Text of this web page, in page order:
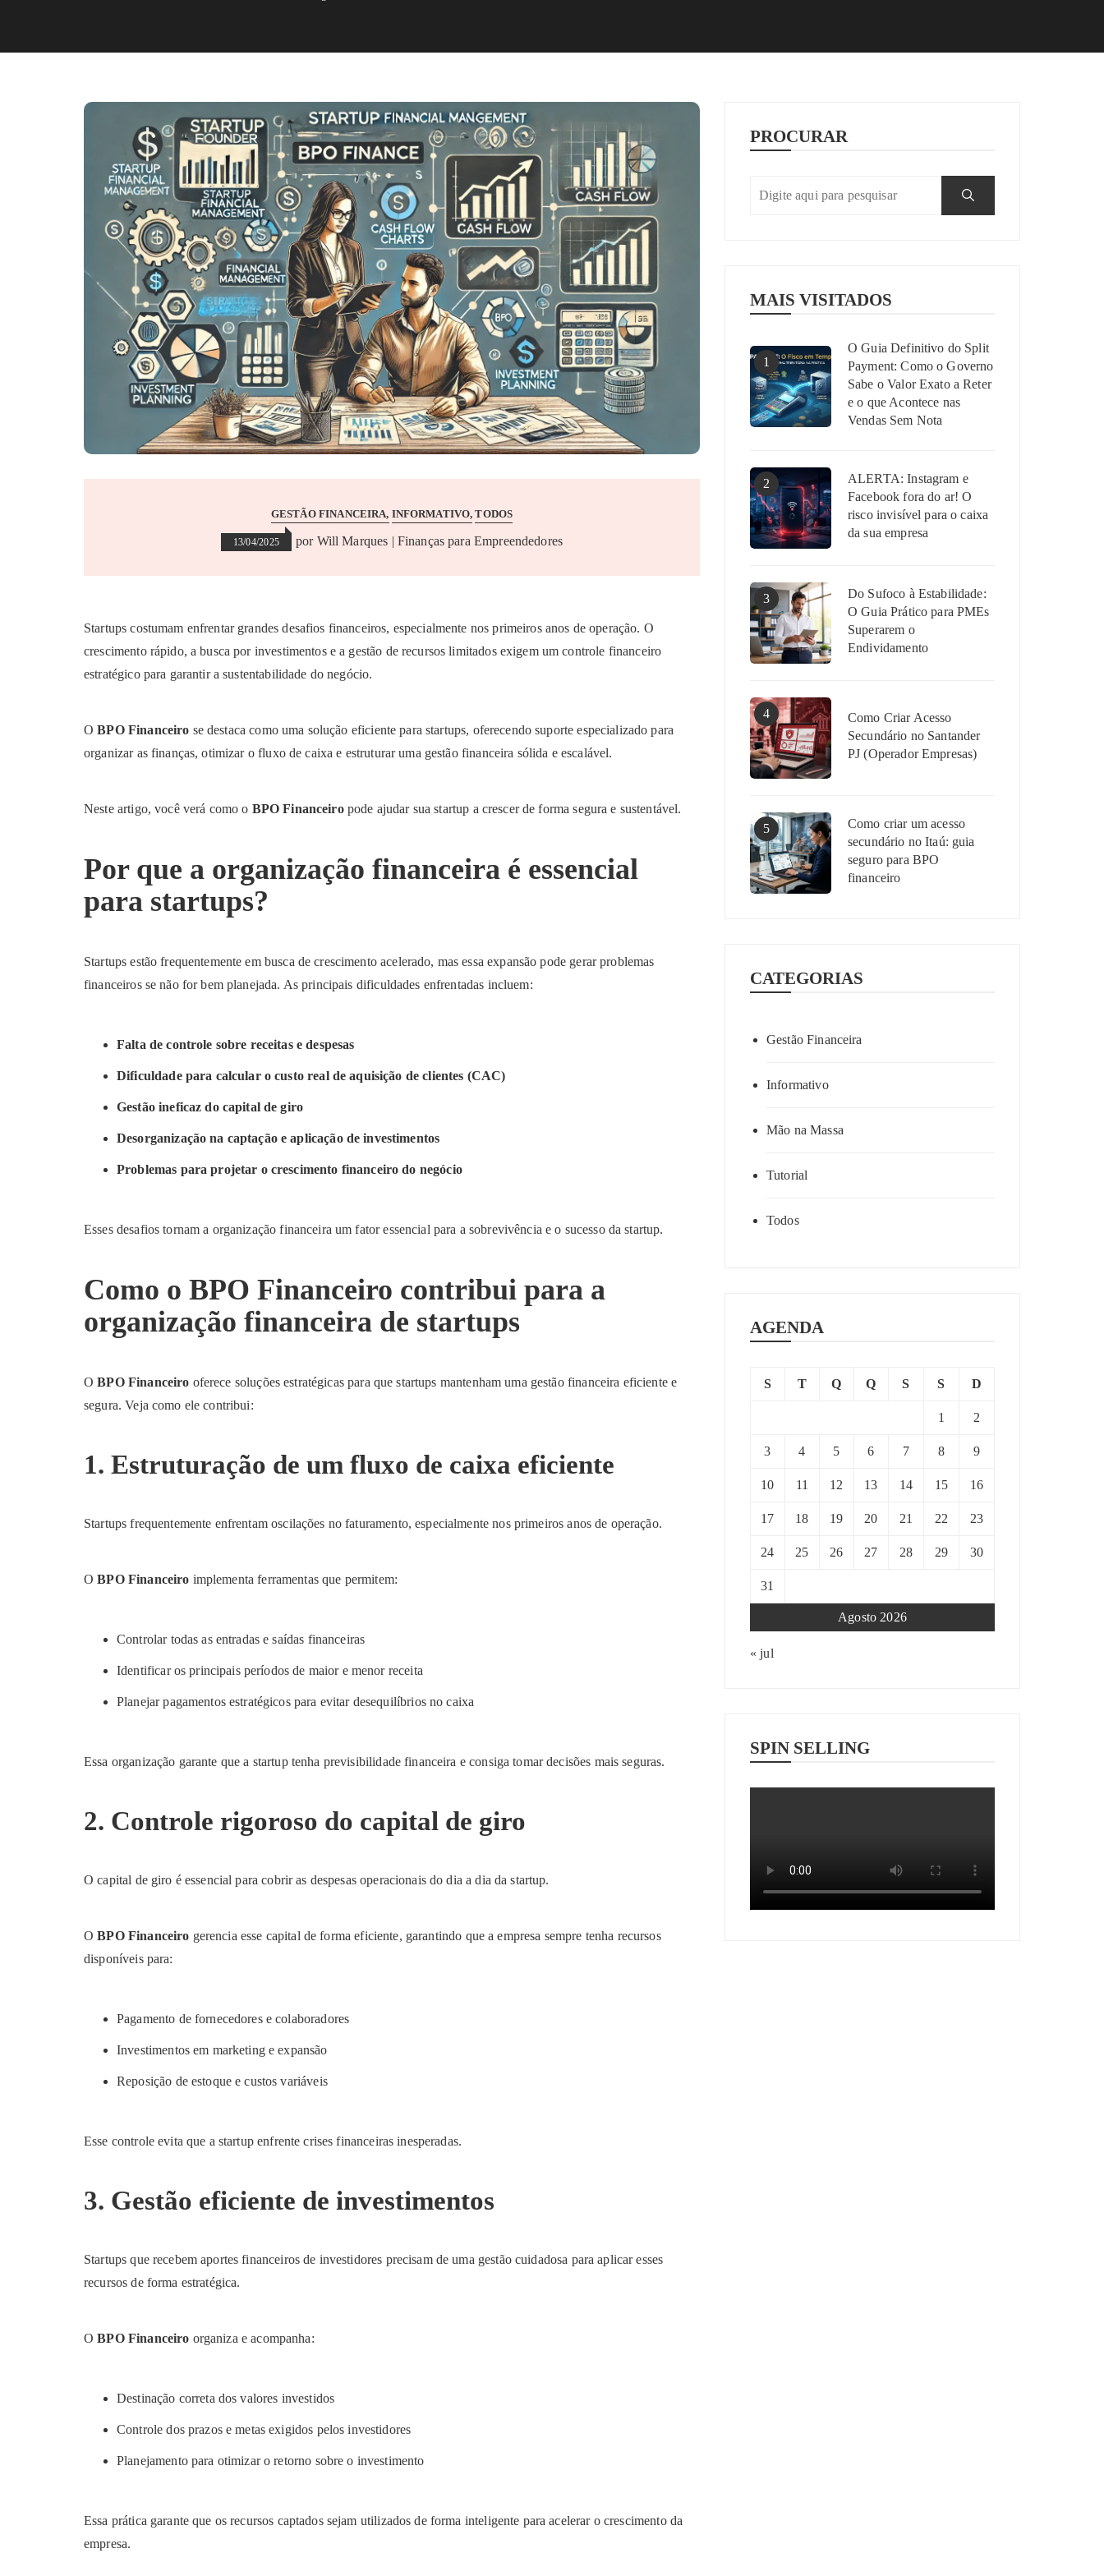
GESTÃO FINANCEIRA INFORMATIVO TODOS
13/04/2025 por Will Marques | Finanças para Empreendedores
Startups costumam enfrentar grandes desafios financeiros, especialmente nos primeiros anos de operação. O
crescimento rápido, a busca por investimentos e a gestão de recursos limitados exigem um controle financeiro
estratégico para garantir a sustentabilidade do negócio.
OBPO Financeiro se destaca como uma solução eficiente para startups, oferecendo suporte especializado para
organizar as finanças, otimizar o fluxo de caixa e estruturar uma gestão financeira sólida e escalável.
Neste artigo, você verá como o BPO Financeiropode ajudar sua startup a crescer de forma segura e sustentável.
Por que a organização financeira é essencial
para startups?
Startups estão frequentemente em busca de crescimento acelerado, mas essa expansão pode gerar problemas
financeiros se não for bem planejada. As principais dificuldades enfrentadas incluem:
Falta de controle sobre receitas e despesas
Dificuldade para calcular o custo real de aquisição de clientes (CAC)
Gestão ineficaz do capital de giro
Desorganização na captação e aplicação de investimentos
Problemas para projetar o crescimento financeiro do negócio
Esses desafios tornam a organização financeira um fator essencial para a sobrevivência e o sucesso da startup.
Como o BPO Financeiro contribui para a
organização financeira de startups
OBPO Financeiro oferece soluções estratégicas para que startups mantenham uma gestão financeira eficiente e
segura. Veja como ele contribui:
1. Estruturação de um fluxo de caixa eficiente
Startups frequentemente enfrentam oscilações no faturamento, especialmente nos primeiros anos de operação.
OBPO Financeiro implementa ferramentas que permitem:
Controlar todas as entradas e saídas financeiras
Identificar os principais períodos de maior e menor receita
Planejar pagamentos estratégicos para evitar desequilíbrios no caixa
Essa organização garante que a startup tenha previsibilidade financeira e consiga tomar decisões mais seguras.
2. Controle rigoroso do capital de giro
O capital de giro é essencial para cobrir as despesas operacionais do dia a dia da startup.
OBPO Financeiro gerencia esse capital de forma eficiente, garantindo que a empresa sempre tenha recursos
disponíveis para:
Pagamento de fornecedores e colaboradores
Investimentos em marketing e expansão
Reposição de estoque e custos variáveis
Esse controle evita que a startup enfrente crises financeiras inesperadas.
3. Gestão eficiente de investimentos
Startups que recebem aportes financeiros de investidores precisam de uma gestão cuidadosa para aplicar esses
recursos de forma estratégica.
OBPO Financeiro organiza e acompanha:
Destinação correta dos valores investidos
Controle dos prazos e metas exigidos pelos investidores
Planejamento para otimizar o retorno sobre o investimento
Essa prática garante que os recursos captados sejam utilizados de forma inteligente para acelerar o crescimento da
empresa.
PROCURAR
MAIS VISITADOS
1
O Guia Definitivo do Split
Payment: Como o Governo
Sabe o Valor Exato a Reter
e o que Acontece nas
Vendas Sem Nota
2
ALERTA: Instagram e
Facebook fora do ar! O
risco invisível para o caixa
da sua empresa
3
Do Sufoco à Estabilidade:
O Guia Prático para PMEs
Superarem o
Endividamento
4
Como Criar Acesso
Secundário no Santander
PJ (Operador Empresas)
5
Como criar um acesso
secundário no Itaú: guia
seguro para BPO
financeiro
CATEGORIAS
Gestão Financeira
Informativo
Mão na Massa
Tutorial
Todos
AGENDA
Agosto 2026
S T Q Q S S D
1 2
3 4 5 6 7 8 9
10 11 12 13 14 15 16
17 18 19 20 21 22 23
24 25 26 27 28 29 30
31
« jul
SPIN SELLING